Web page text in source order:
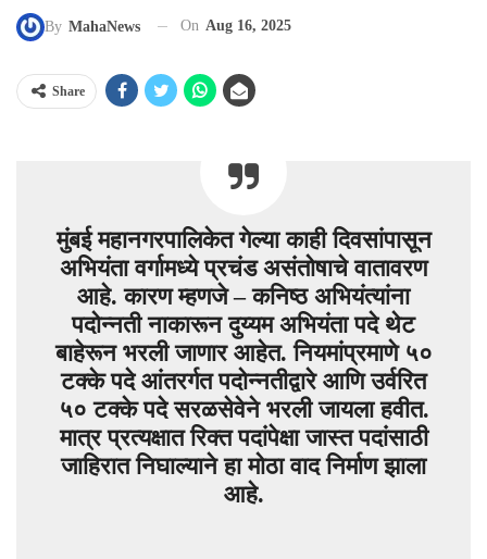
By MahaNews On Aug 16, 2025
Share
मुंबई महानगरपालिकेत गेल्या काही दिवसांपासून
अभियंता वर्गामध्ये प्रचंड असंतोषाचे वातावरण
आहे. कारण म्हणजे – कनिष्ठ अभियंत्यांना
पदोन्नती नाकारून दुय्यम अभियंता पदे थेट
बाहेरून भरली जाणार आहेत. नियमांप्रमाणे ५०
टक्के पदे आंतरर्गत पदोन्नतीद्वारे आणि उर्वरित
५० टक्के पदे सरळसेवेने भरली जायला हवीत.
मात्र प्रत्यक्षात रिक्त पदांपेक्षा जास्त पदांसाठी
जाहिरात निघाल्याने हा मोठा वाद निर्माण झाला
आहे.